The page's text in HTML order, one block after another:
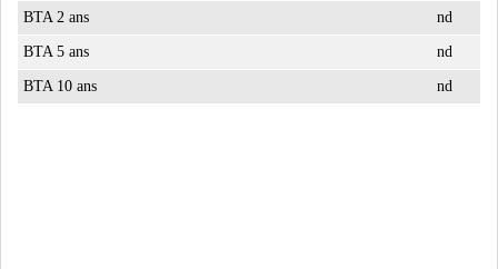
BTA 2 ans nd
BTA 5 ans nd
BTA 10 ans nd